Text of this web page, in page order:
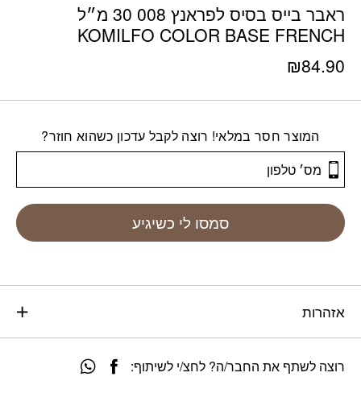
ראבר בייס בסיס לפראנץ 008 30 מ״ל
KOMILFO COLOR BASE FRENCH
₪84.90
המוצר חסר במלאי! רוצה לקבל עדכון כשהוא חוזר?
סמסו לי כשיגיע
אזהרות
רוצה לשתף את החבר/ה? לחצ/י לשיתוף: